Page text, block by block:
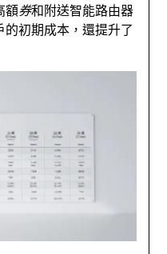
額券和附送智能路由器
初期成本，還提升了